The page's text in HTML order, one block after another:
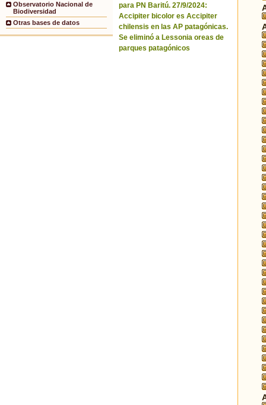
Observatorio Nacional de
Biodiversidad
Otras bases de datos
para PN Baritú. 27/9/2024:
Accipiter bicolor es Accipiter
chilensis en las AP patagónicas.
Se eliminó a Lessonia oreas de
parques patagónicos